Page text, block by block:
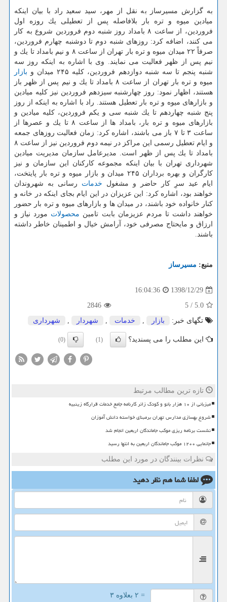
به گزارش مسیرساز به نقل از مهر، سید سعید راد با بیان اینكه
میادین میوه و تره بار بلافاصله پس از تعطیلی یك روزه اول
فروردین، از ساعت ۸ بامداد روز شنبه دوم فروردین شروع به كار
می كنند، اضافه كرد: روزهای شنبه دوم تا دوشنبه چهارم فروردین،
صرفاً ۲۲ میدان میوه و تره بار تهران از ساعت ۸ و نیم بامداد تا یك و
نیم پس از ظهر فعالیت می نمایند. وی با اشاره به اینكه روز سه
شنبه پنجم تا سه شنبه دوازدهم فروردین، كلیه ۲۴۵ میدان و
بازار
میوه و تره بار تهران از ساعت ۸ بامداد تا یك و نیم پس از ظهر باز
هستند، اظهار نمود: روز چهارشنبه سیزدهم فروردین نیز كلیه میادین
و بازارهای میوه و تره بار تعطیل هستند. راد با اشاره به اینكه از روز
پنج شنبه چهاردهم تا یك شنبه سی و یكم فروردین، كلیه میادین و
بازارهای میوه و تره بار، بامداد ها از ساعت ۸ تا یك و عصرها از
ساعت ۳ تا ۷ باز می باشند، اشاره كرد: زمان فعالیت روزهای جمعه
و ایام تعطیل رسمی این مراكز در نیمه دوم فروردین نیز از ساعت ۸
بامداد تا یك پس از ظهر است. مدیرعامل سازمان مدیریت میادین
شهرداری تهران با بیان اینكه مجموعه كاركنان این سازمان و نیز
كارگران و بهره برداران ۲۴۵ میدان و بازار میوه و تره بار پایتخت،
ایام عید سرِ كار حاضر و مشغول خدمات رسانی به شهروندان
خواهند بود، اشاره كرد: این عزیزان در این ایام بجای اینكه در خانه و
كنار خانواده خود باشند، در میدان ها و بازارهای میوه و تره بار حضور
خواهند داشت تا مردم عزیزمان بابت تامین محصولات مورد نیاز و
ارزاق و مایحتاج مصرفی خود، آرامش خیال و اطمینان خاطر داشته
باشند.
منبع: مسیرساز
1398/12/29
16:04:36
5.0
/
5
2846
تگهای خبر:
بازار , خدمات , شهردار , شهرداری
این مطلب را می پسندید؟ (1)
(0)
تازه ترین مطالب مرتبط
میزبانی از ۱۰ هزار بانو و کودک زائر کارنامه جامع خدمات قرارگاه زینبیه
شروع بهسازی مدارس تهران برمبنای خواسته دانش آموزان
نشست برنامه ریزی موکب جاماندگان اربعین انجام شد
جانمایی ۱۲۰۰ موکب جاماندگان اربعین به انتها رسید
نظرات بینندگان در مورد این مطلب
لطفا شما همنظر دهید
= ۲ بعلاوه ۳